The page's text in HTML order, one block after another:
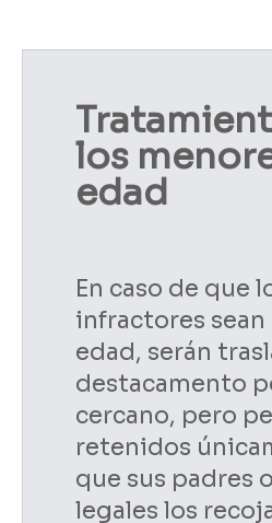
los
edad
En caso de que
infractores sean
edad, serán
destacamento
cercano, pero
retenidos
que sus padres
legales los